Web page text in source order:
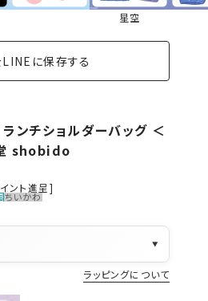
星空
に保存する
ンチショルダーバッグ ＜
shobido
ント進呈]
ちいかわ
▼
ラッピングについて